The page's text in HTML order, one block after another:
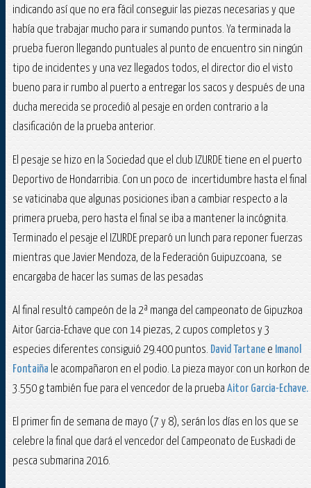
indicando así que no era fácil conseguir las piezas necesarias y que
había que trabajar mucho para ir sumando puntos. Ya terminada la
prueba fueron llegando puntuales al punto de encuentro sin ningún
tipo de incidentes y una vez llegados todos, el director dio el visto
bueno para ir rumbo al puerto a entregar los sacos y después de una
ducha merecida se procedió al pesaje en orden contrario a la
clasificación de la prueba anterior.
El pesaje se hizo en la Sociedad que el club IZURDE tiene en el puerto
Deportivo de Hondarribia. Con un poco de incertidumbre hasta el final
se vaticinaba que algunas posiciones iban a cambiar respecto a la
primera prueba, pero hasta el final se iba a mantener la incógnita.
Terminado el pesaje el IZURDE preparó un lunch para reponer fuerzas
mientras que Javier Mendoza, de la Federación Guipuzcoana, se
encargaba de hacer las sumas de las pesadas
Al final resultó campeón de la 2ª manga del campeonato de Gipuzkoa
Aitor Garcia-Echave que con 14 piezas, 2 cupos completos y 3
especies diferentes consiguió 29.400 puntos. David Tartane e Imanol
Fontaiña le acompañaron en el podio. La pieza mayor con un korkon de
3.550 g también fue para el vencedor de la prueba Aitor Garcia-Echave.
El primer fin de semana de mayo (7 y 8), serán los días en los que se
celebre la final que dará el vencedor del Campeonato de Euskadi de
pesca submarina 2016.